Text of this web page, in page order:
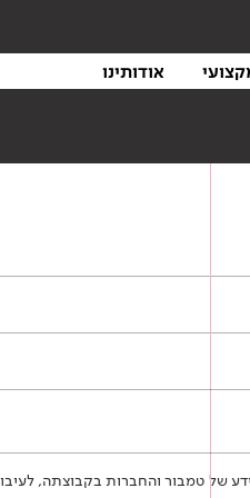
אודותינו
של טמבור והחברות בקבוצתה,